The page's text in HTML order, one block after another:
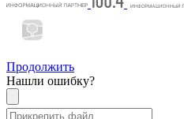
Продолжить
Нашли ошибку?